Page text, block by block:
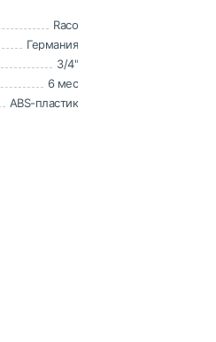
Raco
Германия
3/4"
6 мес
ABS-пластик